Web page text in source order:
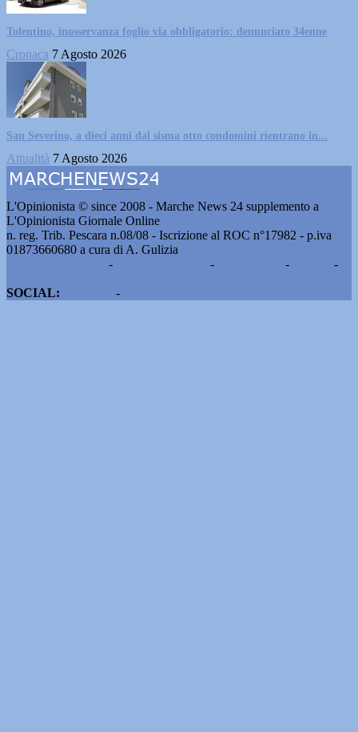
Tolentino, inosservanza foglio via obbligatorio: denunciato 34enne
Cronaca 7 Agosto 2026
San Severino, a dieci anni dal sisma otto condomini rientrano in...
Attualità 7 Agosto 2026
L'Opinionista © since 2008 - Marche News 24 supplemento a
L'Opinionista Giornale Online
n. reg. Trib. Pescara n.08/08 - Iscrizione al ROC n°17982 - p.iva
01873660680 a cura di A. Gulizia
- - -
-
SOCIAL:
-